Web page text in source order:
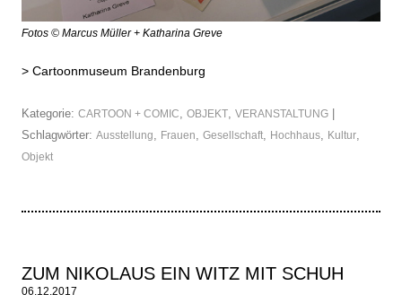
Fotos © Marcus Müller + Katharina Greve
> Cartoonmuseum Brandenburg
Kategorie: CARTOON + COMIC, OBJEKT, VERANSTALTUNG
Schlagwörter: Ausstellung, Frauen, Gesellschaft, Hochhaus, Kultur,
Objekt
ZUM NIKOLAUS EIN WITZ MIT SCHUH
06.12.2017